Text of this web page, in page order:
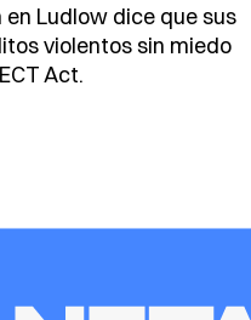
Ludlow dice que sus
violentos sin miedo
Act.